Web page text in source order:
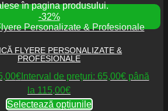
în pagina produsului.
-32%
FLYERE PERSONALIZATE &
PROFESIONALE
€Interval de prețuri: 65,00€ până
la 115,00€
Selectează opțiunile